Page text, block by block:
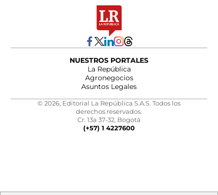
NUESTROS PORTALES
La República
Agronegocios
Asuntos Legales
© 2026, Editorial La República S.A.S. Todos los
derechos reservados.
Cr. 13a 37-32, Bogotá
(+57) 1 4227600